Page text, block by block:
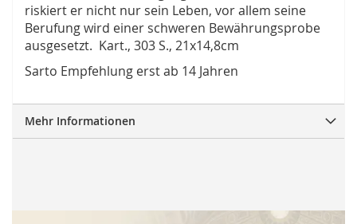
riskiert er nicht nur sein Leben, vor allem seine
Berufung wird einer schweren Bewährungsprobe
ausgesetzt. Kart., 303 S., 21x14,8cm
Sarto Empfehlung erst ab 14 Jahren
Mehr Informationen